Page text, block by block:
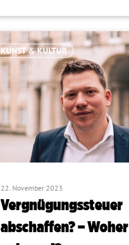
KUNST & KULTUR
22. November 2023
Vergnügungssteuer
abschaffen? – Woher